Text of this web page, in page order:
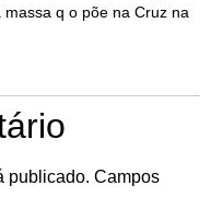
q o põe na Cruz na
publicado. Campos